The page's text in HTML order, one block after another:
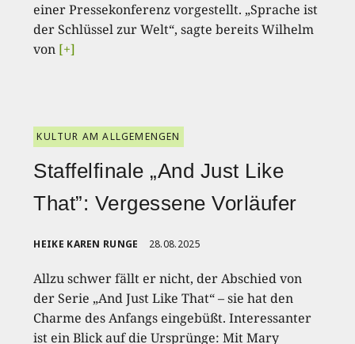
einer Pressekonferenz vorgestellt. „Sprache ist
der Schlüssel zur Welt“, sagte bereits Wilhelm
von [+]
KULTUR AM ALLGEMENGEN
Staffelfinale „And Just Like
That”: Vergessene Vorläufer
HEIKE KAREN RUNGE 28.08.2025
Allzu schwer fällt er nicht, der Abschied von
der Serie „And Just Like That“ – sie hat den
Charme des Anfangs eingebüßt. Interessanter
ist ein Blick auf die Ursprünge: Mit Mary